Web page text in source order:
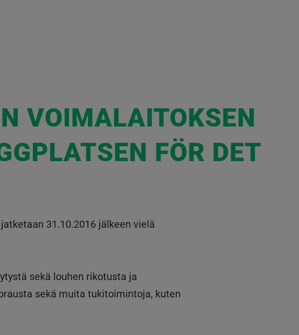
VOIMALAITOKSEN
FÖR DET
31.10.2016 jälkeen vielä
sekä louhen rikotusta ja
sekä muita tukitoimintoja, kuten